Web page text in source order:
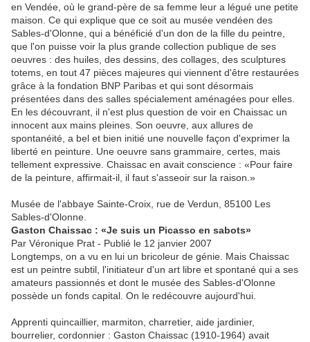
en Vendée, où le grand-père de sa femme leur a légué une petite
maison. Ce qui explique que ce soit au musée vendéen des
Sables-d'Olonne, qui a bénéficié d'un don de la fille du peintre,
que l'on puisse voir la plus grande collection publique de ses
oeuvres : des huiles, des dessins, des collages, des sculptures
totems, en tout 47 pièces majeures qui viennent d'être restaurées
grâce à la fondation BNP Paribas et qui sont désormais
présentées dans des salles spécialement aménagées pour elles.
En les découvrant, il n'est plus question de voir en Chaissac un
innocent aux mains pleines. Son oeuvre, aux allures de
spontanéité, a bel et bien initié une nouvelle façon d'exprimer la
liberté en peinture. Une oeuvre sans grammaire, certes, mais
tellement expressive. Chaissac en avait conscience : «Pour faire
de la peinture, affirmait-il, il faut s'asseoir sur la raison.»
Musée de l'abbaye Sainte-Croix, rue de Verdun, 85100 Les
Sables-d'Olonne.
Gaston Chaissac : «Je suis un Picasso en sabots»
Par Véronique Prat - Publié le 12 janvier 2007
Longtemps, on a vu en lui un bricoleur de génie. Mais Chaissac
est un peintre subtil, l'initiateur d'un art libre et spontané qui a ses
amateurs passionnés et dont le musée des Sables-d'Olonne
possède un fonds capital. On le redécouvre aujourd'hui.
Apprenti quincaillier, marmiton, charretier, aide jardinier,
bourrelier, cordonnier : Gaston Chaissac (1910-1964) avait